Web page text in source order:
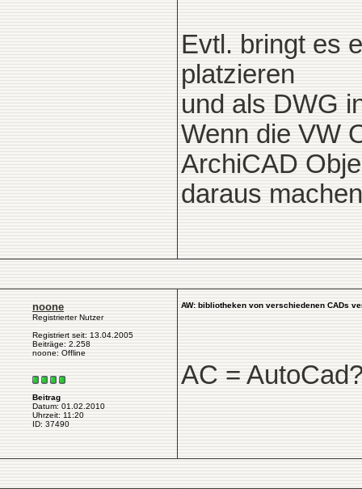
Evtl. bringt es
platzieren
und als DWG
Wenn die VW
ArchiCAD
daraus
noone
Registrierter Nutzer
Registriert seit: 13.04.2005
Beiträge: 2.258
noone: Offline
Beitrag
Datum: 01.02.2010
Uhrzeit: 11:20
ID: 37490
AW: bibliotheken von verschiedenen CADs
AC =